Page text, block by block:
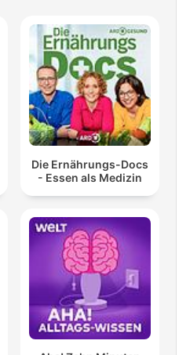
Die Ernährungs-Docs
- Essen als Medizin